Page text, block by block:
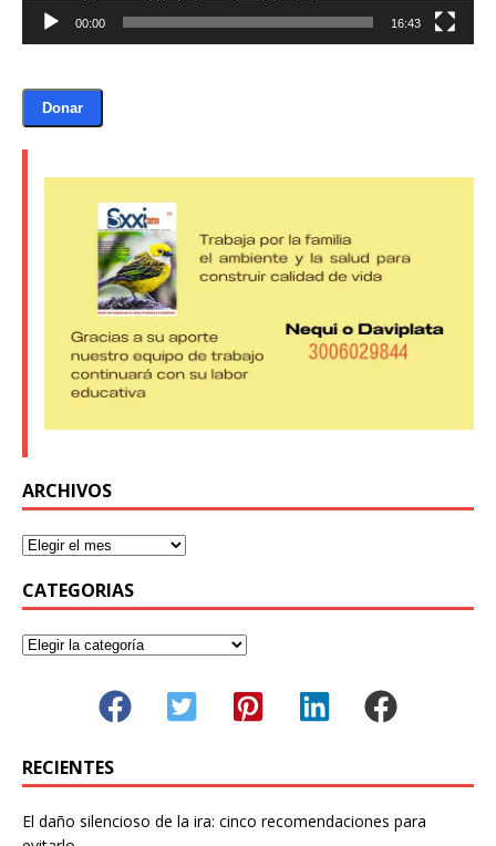
00:00 16:43
Donar
ARCHIVOS
CATEGORIAS
RECIENTES
El daño silencioso de la ira: cinco recomendaciones para